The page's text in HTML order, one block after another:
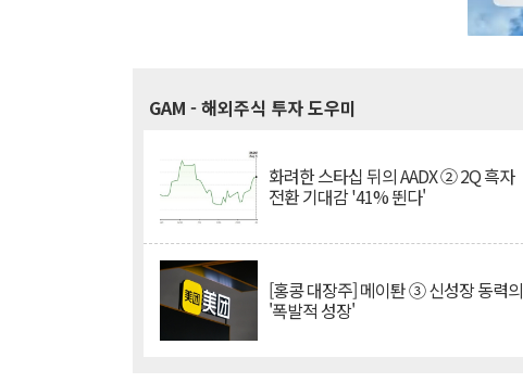
GAM - 해외주식 투자 도우미
화려한 스타십 뒤의 AADX ② 2Q 흑자
전환 기대감 '41% 뛴다'
[홍콩 대장주] 메이퇀 ③ 신성장 동력의
'폭발적 성장'